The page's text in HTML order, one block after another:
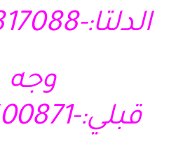
الدلتا:-01284817088
وجه
قبلي:-01111500871